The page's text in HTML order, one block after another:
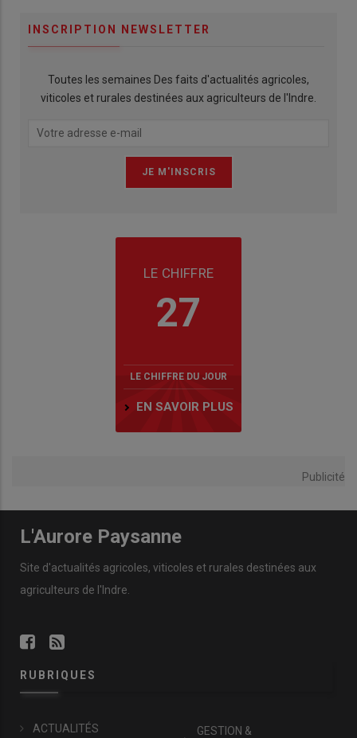
INSCRIPTION NEWSLETTER
Toutes les semaines Des faits d'actualités agricoles,
viticoles et rurales destinées aux agriculteurs de l'Indre.
LE CHIFFRE
27
LE CHIFFRE DU JOUR
EN SAVOIR PLUS
Publicité
L'Aurore Paysanne
Site d'actualités agricoles, viticoles et rurales destinées aux
agriculteurs de l'Indre.
RUBRIQUES
ACTUALITÉS
GESTION &